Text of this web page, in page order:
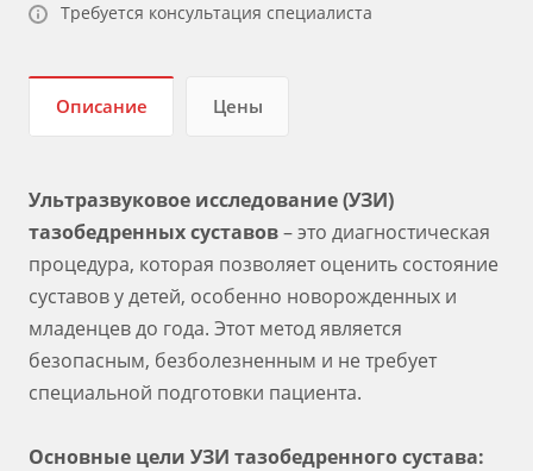
Требуется консультация специалиста
Описание Цены
Ультразвуковое исследование (УЗИ)
тазобедренных суставов– это диагностическая
процедура, которая позволяет оценить состояние
суставов у детей, особенно новорожденных и
младенцев до года. Этот метод является
безопасным, безболезненным и не требует
специальной подготовки пациента.
Основные цели УЗИ тазобедренного сустава: